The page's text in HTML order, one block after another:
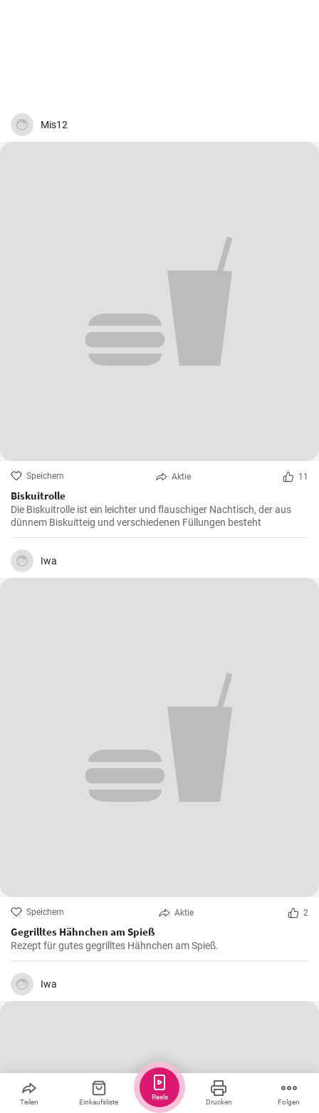
Mis12
Speichern Aktie 11
Biskuitrolle
Die Biskuitrolle ist ein leichter und flauschiger Nachtisch, der aus
dünnem Biskuitteig und verschiedenen Füllungen besteht
Iwa
Speichern Aktie 2
Gegrilltes Hähnchen am Spieß
Rezept für gutes gegrilltes Hähnchen am Spieß.
Iwa
Teilen Einkaufsliste Drucken Folgen
Reels